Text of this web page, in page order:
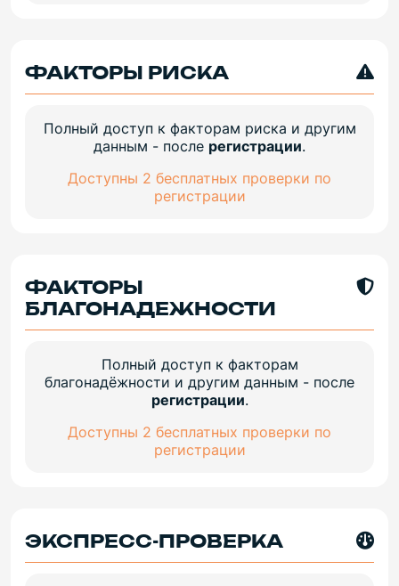
ФАКТОРЫ РИСКА
Полный доступ к факторам риска и другим
данным - после регистрации.
Доступны 2 бесплатных проверки по
регистрации
ФАКТОРЫ
БЛАГОНАДЕЖНОСТИ
Полный доступ к факторам
благонадёжности и другим данным - после
регистрации.
Доступны 2 бесплатных проверки по
регистрации
ЭКСПРЕСС-ПРОВЕРКА